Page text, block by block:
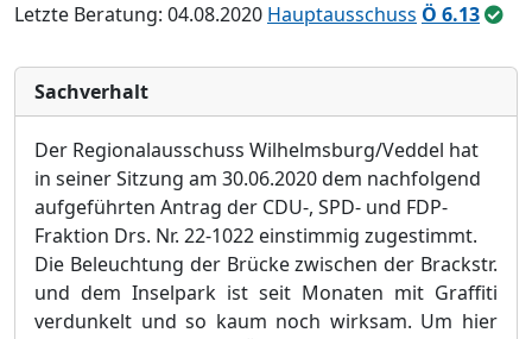
Letzte Beratung: 04.08.2020 Hauptausschuss Ö 6.13
Sachverhalt
Der Regionalausschuss Wilhelmsburg/Veddel hat
in seiner Sitzung am 30.06.2020 dem nachfolgend
aufgeführten Antrag der CDU-, SPD- und FDP-
Fraktion Drs. Nr. 22-1022 einstimmig zugestimmt.
Die Beleuchtung der Brücke zwischen der Brackstr.
und dem Inselpark ist seit Monaten mit Graffiti
verdunkelt und so kaum noch wirksam. Um hier